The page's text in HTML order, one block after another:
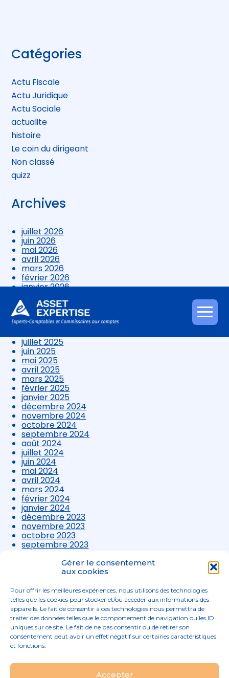
Gérer le consentement
aux cookies
Pour offrir les meilleures expériences, nous utilisons des technologies
telles que les cookies pour stocker et/ou accéder aux informations des
appareils. Le fait de consentir à ces technologies nous permettra de
traiter des données telles que le comportement de navigation ou les ID
uniques sur ce site. Le fait de ne pas consentir ou de retirer son
consentement peut avoir un effet négatif sur certaines caractéristiques
et fonctions.
Accepter
Aller
au
Blog
sidebar
Catégories
Actu Fiscale
Actu Juridique
Actu Sociale
actualite
histoire
Le coin du dirigeant
Non classé
quizz
Archives
juillet 2026
juin 2026
mai 2026
avril 2026
mars 2026
février 2026
janvier 2026
novembre 2025
octobre 2025
septembre 2025
juillet 2025
juin 2025
mai 2025
avril 2025
mars 2025
février 2025
janvier 2025
décembre 2024
novembre 2024
octobre 2024
septembre 2024
août 2024
juillet 2024
juin 2024
mai 2024
avril 2024
mars 2024
février 2024
janvier 2024
décembre 2023
novembre 2023
octobre 2023
septembre 2023
août 2023
juillet 2023
avril 2023
mars 2023